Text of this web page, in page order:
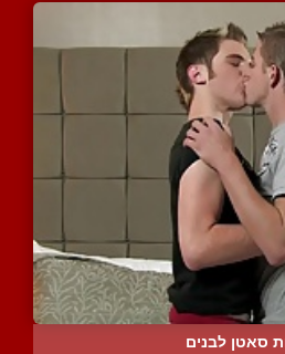
סאטן לבנים